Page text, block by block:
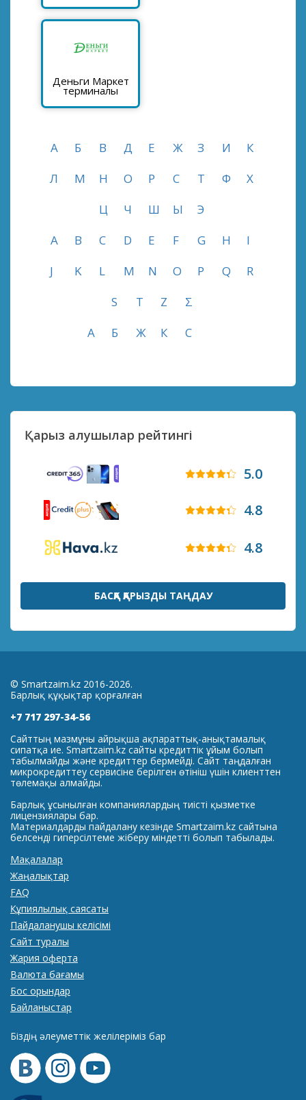
Деньги Маркет
терминалы
А Б В Д Е Ж З И
К
Л
М Н О Р С Т Ф
Х
Ц
Ч Ш Ы
Э
A
B C D E F G H
I
J
K L M N O P Q
R
S
T Z
Σ
А
Б Ж К С
Қарыз алушылар рейтингі
5.0
4.8
4.8
БАСҚА ҚАРЫЗДЫ ТАҢДАУ
© Smartzaim.kz 2016-2026.
Барлық құқықтар қорғалған
+7 717 297-34-56
Сайттың мазмұны айрықша ақпараттық-анықтамалық
сипатқа ие. Smartzaim.kz сайты кредиттік ұйым болып
табылмайды және кредиттер бермейді. Сайт таңдалған
микрокредиттеу сервисіне берілген өтініш үшін клиенттен
төлемақы алмайды.
Барлық ұсынылған компаниялардың тиісті қызметке
лицензиялары бар.
Материалдарды пайдалану кезінде Smartzaim.kz сайтына
белсенді гиперсілтеме жіберу міндетті болып табылады.
Мақалалар
Жаңалықтар
FAQ
Құпиялылық саясаты
Пайдаланушы келісімі
Сайт туралы
Жария оферта
Валюта бағамы
Бос орындар
Байланыстар
Біздің әлеуметтік желілеріміз бар